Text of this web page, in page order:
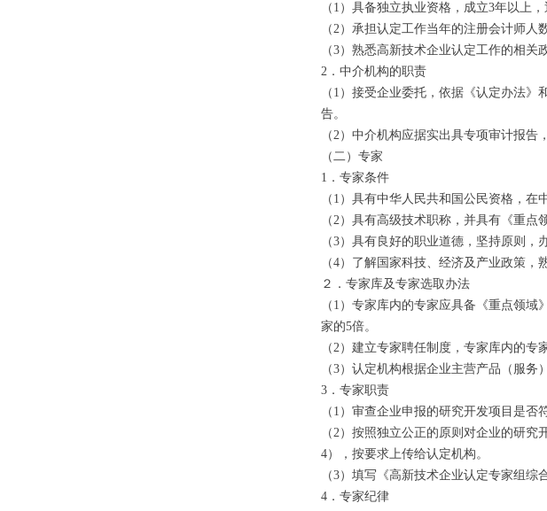
（1）具备独立执业资格，成立3年以上
（2）承担认定工作当年的注册会计师
（3）熟悉高新技术企业认定工作的相关
2．中介机构的职责
（1）接受企业委托，依据《认定办法
告。
（2）中介机构应据实出具专项审计报
（二）专家
1．专家条件
（1）具有中华人民共和国公民资格，在
（2）具有高级技术职称，并具有《重
（3）具有良好的职业道德，坚持原则，
（4）了解国家科技、经济及产业政策，
２．专家库及专家选取办法
（1）专家库内的专家应具备《重点领
家的5倍。
（2）建立专家聘任制度，专家库内的
（3）认定机构根据企业主营产品（服务
3．专家职责
（1）审查企业申报的研究开发项目是否
（2）按照独立公正的原则对企业的研
4），按要求上传给认定机构。
（3）填写《高新技术企业认定专家组
4．专家纪律